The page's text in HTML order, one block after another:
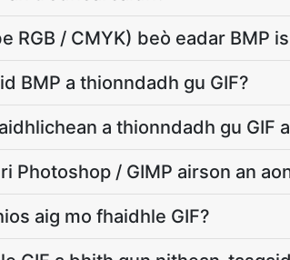
/ CMYK) beò eadar BMP is
BMP a thionndadh gu GIF?
a thionndadh gu GIF
Photoshop / GIMP airson an
aig mo fhaidhle GIF?